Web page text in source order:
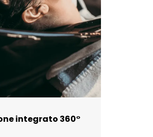
integrato 360°